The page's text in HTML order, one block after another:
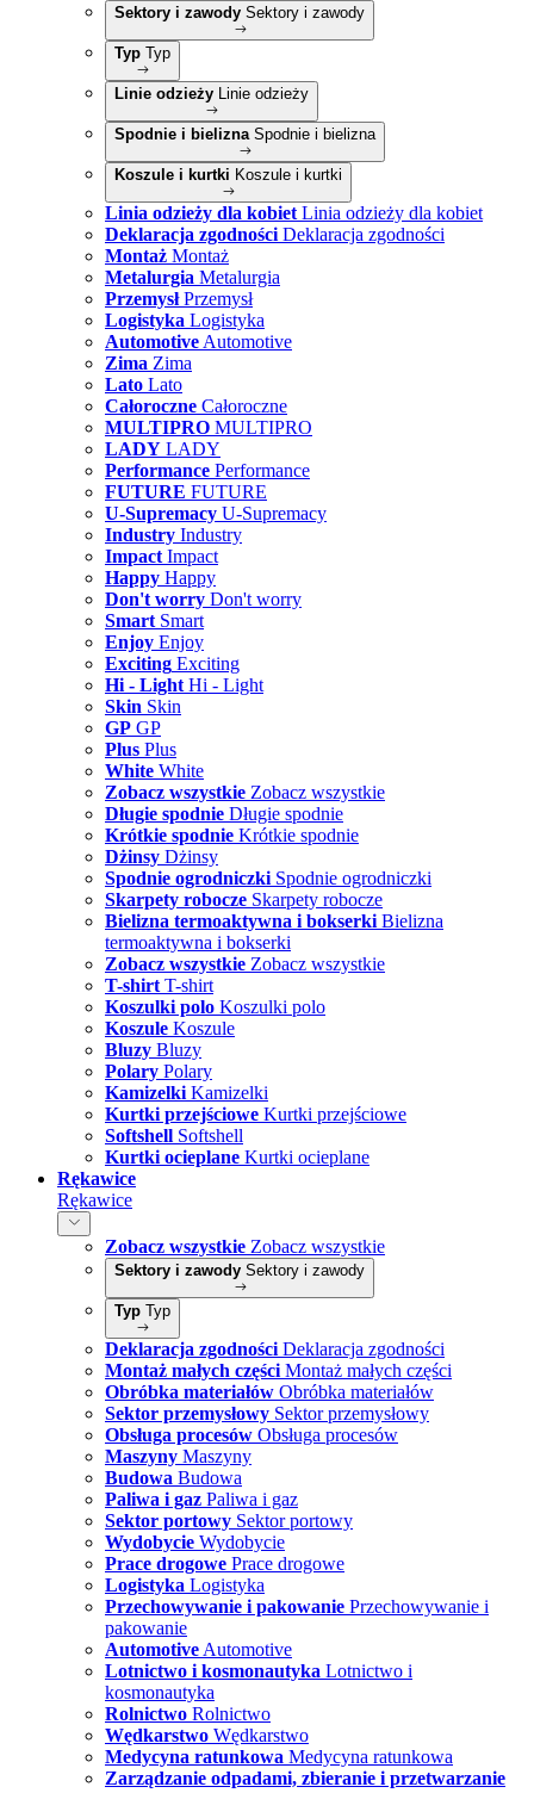
Sektory i zawody Sektory i zawody
Typ Typ
Linie odzieży Linie odzieży
Spodnie i bielizna Spodnie i bielizna
Koszule i kurtki Koszule i kurtki
Linia odzieży dla kobiet Linia odzieży dla kobiet
Deklaracja zgodności Deklaracja zgodności
Montaż Montaż
Metalurgia Metalurgia
Przemysł Przemysł
Logistyka Logistyka
Automotive Automotive
Zima Zima
Lato Lato
Całoroczne Całoroczne
MULTIPRO MULTIPRO
LADY LADY
Performance Performance
FUTURE FUTURE
U-Supremacy U-Supremacy
Industry Industry
Impact Impact
Happy Happy
Don't worry Don't worry
Smart Smart
Enjoy Enjoy
Exciting Exciting
Hi - Light Hi - Light
Skin Skin
GP GP
Plus Plus
White White
Zobacz wszystkie Zobacz wszystkie
Długie spodnie Długie spodnie
Krótkie spodnie Krótkie spodnie
Dżinsy Dżinsy
Spodnie ogrodniczki Spodnie ogrodniczki
Skarpety robocze Skarpety robocze
Bielizna termoaktywna i bokserki Bielizna
termoaktywna i bokserki
Zobacz wszystkie Zobacz wszystkie
T-shirt T-shirt
Koszulki polo Koszulki polo
Koszule Koszule
Bluzy Bluzy
Polary Polary
Kamizelki Kamizelki
Kurtki przejściowe Kurtki przejściowe
Softshell Softshell
Kurtki ocieplane Kurtki ocieplane
Rękawice
Rękawice
Zobacz wszystkie Zobacz wszystkie
Sektory i zawody Sektory i zawody
Typ Typ
Deklaracja zgodności Deklaracja zgodności
Montaż małych części Montaż małych części
Obróbka materiałów Obróbka materiałów
Sektor przemysłowy Sektor przemysłowy
Obsługa procesów Obsługa procesów
Maszyny Maszyny
Budowa Budowa
Paliwa i gaz Paliwa i gaz
Sektor portowy Sektor portowy
Wydobycie Wydobycie
Prace drogowe Prace drogowe
Logistyka Logistyka
Przechowywanie i pakowanie Przechowywanie i
pakowanie
Automotive Automotive
Lotnictwo i kosmonautyka Lotnictwo i
kosmonautyka
Rolnictwo Rolnictwo
Wędkarstwo Wędkarstwo
Medycyna ratunkowa Medycyna ratunkowa
Zarządzanie odpadami, zbieranie i przetwarzanie